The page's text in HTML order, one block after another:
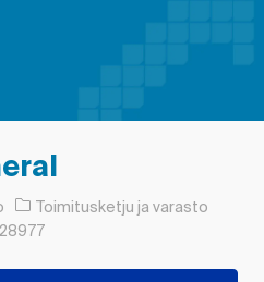
Luokka
Toimitusketju ja varasto